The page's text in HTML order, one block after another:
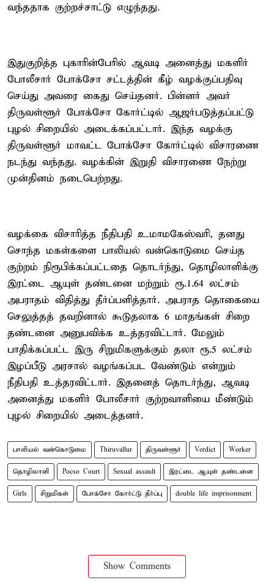
வந்ததாக குற்றச்சாட்டு எழுந்தது.
இதுகுறித்த புகாரின்பேரில் ஆவடி அனைத்து மகளிர்
போலீசார் போக்சோ சட்டத்தின் கீழ் வழக்குப்பதிவு
செய்து அவரை கைது செய்தனர். பின்னர் அவர்
திருவள்ளூர் போக்சோ கோர்ட்டில் ஆஜர்படுத்தப்பட்டு
புழல் சிறையில் அடைக்கப்பட்டார். இந்த வழக்கு
திருவள்ளூர் மாவட்ட போக்சோ கோர்ட்டில் விசாரணை
நடந்து வந்தது. வழக்கின் இறுதி விசாரணை நேற்று
முன்தினம் நடைபெற்றது.
வழக்கை விசாரித்த நீதிபதி உமாமகேஸ்வரி, தனது
சொந்த மகள்களை பாலியல் வன்கொடுமை செய்த
குற்றம் நிரூபிக்கப்பட்டதை தொடர்ந்து, தொழிலாளிக்கு
இரட்டை ஆயுள் தண்டனை மற்றும் ரூ.1.64 லட்சம்
அபராதம் விதித்து தீர்ப்பளித்தார். அபராத தொகையை
செலுத்தத் தவறினால் கூடுதலாக 6 மாதங்கள் சிறை
தண்டனை அனுபவிக்க உத்தரவிட்டார். மேலும்
பாதிக்கப்பட்ட இரு சிறுமிகளுக்கும் தலா ரூ.5 லட்சம்
இழப்பீடு அரசால் வழங்கப்பட வேண்டும் என்றும்
நீதிபதி உத்தரவிட்டார். இதனைத் தொடர்ந்து, ஆவடி
அனைத்து மகளிர் போலீசார் குற்றவாளியை மீண்டும்
புழல் சிறையில் அடைத்தனர்.
பாலியல் வன்கொடுமை Thiruvallur திருவள்ளூர் Verdict Worker
தொழிலாளி Pocso Court Sexual assault இரட்டை ஆயுள் தண்டனை
Girls சிறுமிகள் போக்சோ கோர்ட்டு தீர்ப்பு double life imprisonment
Show Comments